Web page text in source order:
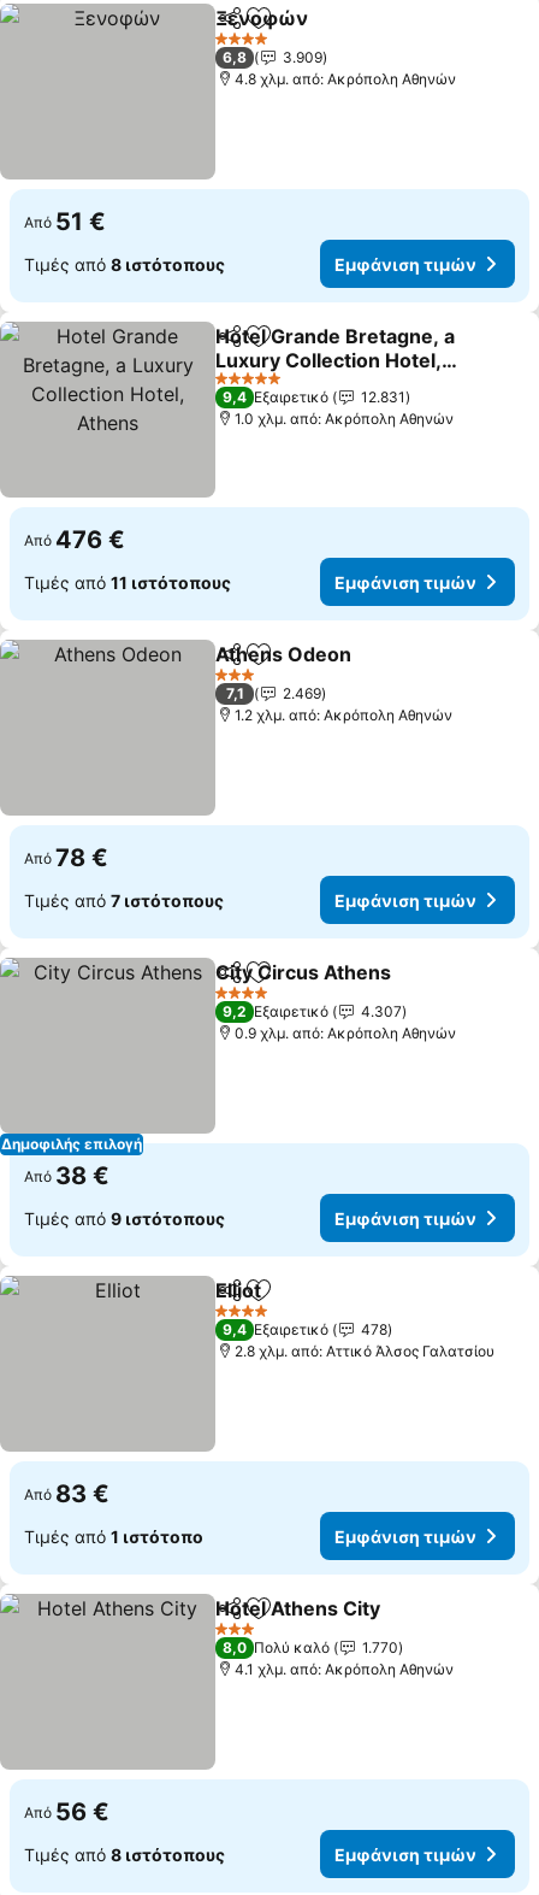
Κοινοποίηση
Προσθήκη στα αγαπημένα
Ξενοφών
4 Αστέρια
6,8
3.909
4.8 χλμ. από: Ακρόπολη Αθηνών
Από 51 €
Τιμές από 8 ιστότοπους Εμφάνιση τιμών
Κοινοποίηση
Προσθήκη στα αγαπημένα
Hotel Grande Bretagne, a
Luxury Collection Hotel,
Athens
5 Αστέρια
9,4 Εξαιρετικό
12.831
1.0 χλμ. από: Ακρόπολη Αθηνών
Από 476 €
Τιμές από 11 ιστότοπους Εμφάνιση τιμών
Κοινοποίηση
Προσθήκη στα αγαπημένα
Athens Odeon
3 Αστέρια
7,1
2.469
1.2 χλμ. από: Ακρόπολη Αθηνών
Από 78 €
Τιμές από 7 ιστότοπους Εμφάνιση τιμών
Δημοφιλής επιλογή
Κοινοποίηση
Προσθήκη στα αγαπημένα
City Circus Athens
4 Αστέρια
9,2 Εξαιρετικό
4.307
0.9 χλμ. από: Ακρόπολη Αθηνών
Από 38 €
Τιμές από 9 ιστότοπους Εμφάνιση τιμών
Κοινοποίηση
Προσθήκη στα αγαπημένα
Elliot
4 Αστέρια
9,4 Εξαιρετικό
478
2.8 χλμ. από: Αττικό Άλσος Γαλατσίου
Από 83 €
Τιμές από 1 ιστότοπο Εμφάνιση τιμών
Κοινοποίηση
Προσθήκη στα αγαπημένα
Hotel Athens City
3 Αστέρια
8,0 Πολύ καλό
1.770
4.1 χλμ. από: Ακρόπολη Αθηνών
Από 56 €
Τιμές από 8 ιστότοπους Εμφάνιση τιμών